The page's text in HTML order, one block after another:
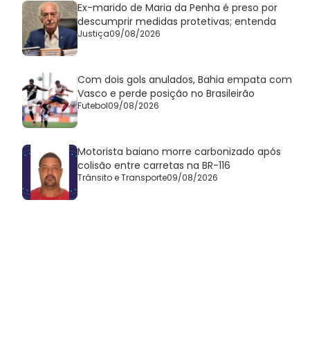
Ex-marido de Maria da Penha é preso por
descumprir medidas protetivas; entenda
Justiça09/08/2026
Com dois gols anulados, Bahia empata com
Vasco e perde posição no Brasileirão
Futebol09/08/2026
Motorista baiano morre carbonizado após
colisão entre carretas na BR-116
Trânsito e Transporte09/08/2026